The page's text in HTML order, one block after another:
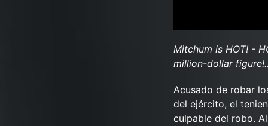
Mitchum is HOT! -
million-dollar
Acusado de robar
del ejército, el
culpable del robo.